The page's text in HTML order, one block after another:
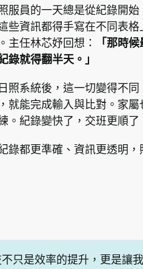
服員的一天總是從紀錄開
些資訊都得手寫在不同表
主任林芯妤回想：
「那時
錄就得翻半天。」
照系統後，這一切變得不
就能完成輸入與比對。家
。紀錄變快了，交班更順
錄都更準確、資訊更透明
不只是效率的提升，更是讓